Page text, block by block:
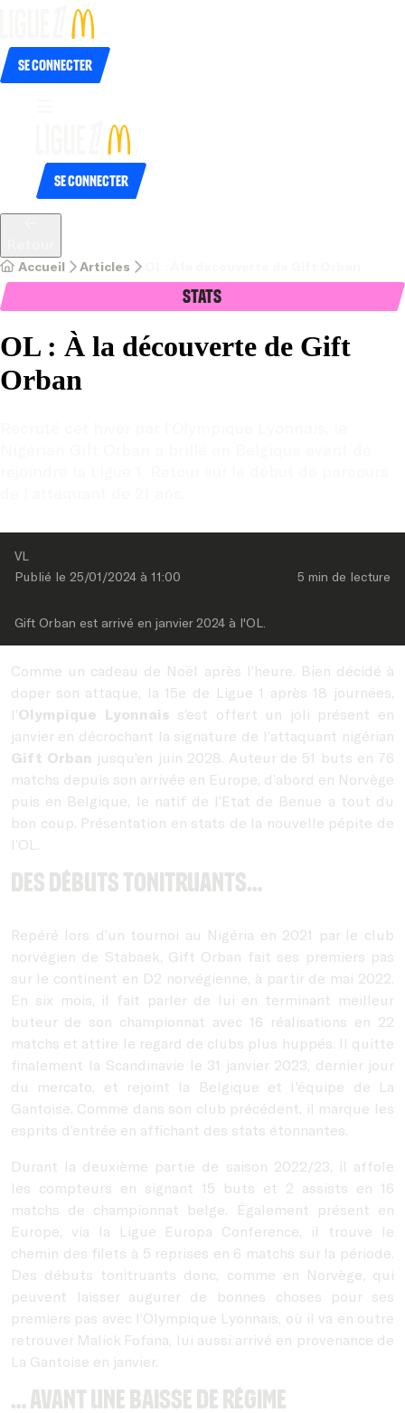
Se connecter
Se connecter
Accueil Articles
Stats
OL : À la découverte de Gift
Orban
VL
Publié le 25/01/2024 à 11:00 5 min de lecture
Gift Orban est arrivé en janvier 2024 à l'OL.
Comme un cadeau de Noël après l’heure. Bien décidé à
doper son attaque, la 15e de Ligue 1 après 18 journées,
l’Olympique Lyonnais s’est offert un joli présent en
janvier en décrochant la signature de l’attaquant nigérian
Gift Orban jusqu’en juin 2028. Auteur de 51 buts en 76
matchs depuis son arrivée en Europe, d’abord en Norvège
puis en Belgique, le natif de l’Etat de Benue a tout du
bon coup. Présentation en stats de la nouvelle pépite de
l’OL.
Des débuts tonitruants…
Repéré lors d’un tournoi au Nigéria en 2021 par le club
norvégien de Stabaek, Gift Orban fait ses premiers pas
sur le continent en D2 norvégienne, à partir de mai 2022.
En six mois, il fait parler de lui en terminant meilleur
buteur de son championnat avec 16 réalisations en 22
matchs et attire le regard de clubs plus huppés. Il quitte
finalement la Scandinavie le 31 janvier 2023, dernier jour
du mercato, et rejoint la Belgique et l'équipe de La
Gantoise. Comme dans son club précédent, il marque les
esprits d’entrée en affichant des stats étonnantes.
Durant la deuxième partie de saison 2022/23, il affole
les compteurs en signant 15 buts et 2 assists en 16
matchs de championnat belge. Également présent en
Europe, via la Ligue Europa Conference, il trouve le
chemin des filets à 5 reprises en 6 matchs sur la période.
Des débuts tonitruants donc, comme en Norvège, qui
peuvent laisser augurer de bonnes choses pour ses
premiers pas avec l’Olympique Lyonnais, où il va en outre
retrouver Malick Fofana, lui aussi arrivé en provenance de
La Gantoise en janvier.
… avant une baisse de régime